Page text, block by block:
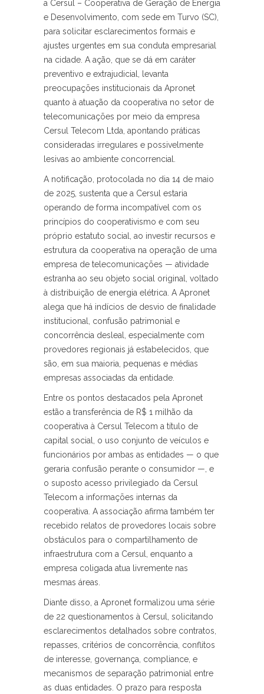
a Cersul – Cooperativa de Geração de Energia
e Desenvolvimento, com sede em Turvo (SC),
para solicitar esclarecimentos formais e
ajustes urgentes em sua conduta empresarial
na cidade. A ação, que se dá em caráter
preventivo e extrajudicial, levanta
preocupações institucionais da Apronet
quanto à atuação da cooperativa no setor de
telecomunicações por meio da empresa
Cersul Telecom Ltda, apontando práticas
consideradas irregulares e possivelmente
lesivas ao ambiente concorrencial.
A notificação, protocolada no dia 14 de maio
de 2025, sustenta que a Cersul estaria
operando de forma incompatível com os
princípios do cooperativismo e com seu
próprio estatuto social, ao investir recursos e
estrutura da cooperativa na operação de uma
empresa de telecomunicações — atividade
estranha ao seu objeto social original, voltado
à distribuição de energia elétrica. A Apronet
alega que há indícios de desvio de finalidade
institucional, confusão patrimonial e
concorrência desleal, especialmente com
provedores regionais já estabelecidos, que
são, em sua maioria, pequenas e médias
empresas associadas da entidade.
Entre os pontos destacados pela Apronet
estão a transferência de R$ 1 milhão da
cooperativa à Cersul Telecom a título de
capital social, o uso conjunto de veículos e
funcionários por ambas as entidades — o que
geraria confusão perante o consumidor —, e
o suposto acesso privilegiado da Cersul
Telecom a informações internas da
cooperativa. A associação afirma também ter
recebido relatos de provedores locais sobre
obstáculos para o compartilhamento de
infraestrutura com a Cersul, enquanto a
empresa coligada atua livremente nas
mesmas áreas.
Diante disso, a Apronet formalizou uma série
de 22 questionamentos à Cersul, solicitando
esclarecimentos detalhados sobre contratos,
repasses, critérios de concorrência, conflitos
de interesse, governança, compliance, e
mecanismos de separação patrimonial entre
as duas entidades. O prazo para resposta